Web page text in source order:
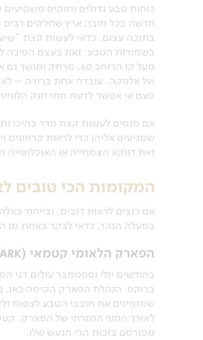
כוחות טבע גדולים וחזקים
חדשה בכל מובן; ארץ שחלקים רבים
בתוכה עצום. כדאי לעשות קצת
בשמורות הטבע. זאת בעצם הסיבה
מעל קו הרוחב 60,
של אלסקה. עובדה אחת ברורה –
פעם אי אפשר לדעת מתי יזנק
אם מנסים לעשות קצת סדר
שמגיעים אליהן כדי לראות
זאת דווקא הצמחייה או האוכלוסייה
המקומות הכי טובים
אם רוצים לראות דובים, ובייחוד
במעלה הנהר, כדאי לבקר באחת מן
הפארק הלאומי קטמאי (Katmai National Park)
בחודשים יולי וספטמבר עולים דגי
ברוקס. הנהלת הפארק הקימה כאן,
שמזמינים את חובבי הטבע לצפות
מפורסם בזכות הרי הגעש שלו.